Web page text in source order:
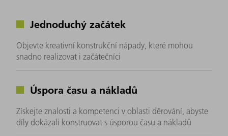
Jednoduchý začátek
Objevte kreativní konstrukční nápady, které mohou
snadno realizovat i začátečníci
Úspora času a nákladů
Získejte znalosti a kompetenci v oblasti děrování, abyste
díly dokázali konstruovat s úsporou času a nákladů